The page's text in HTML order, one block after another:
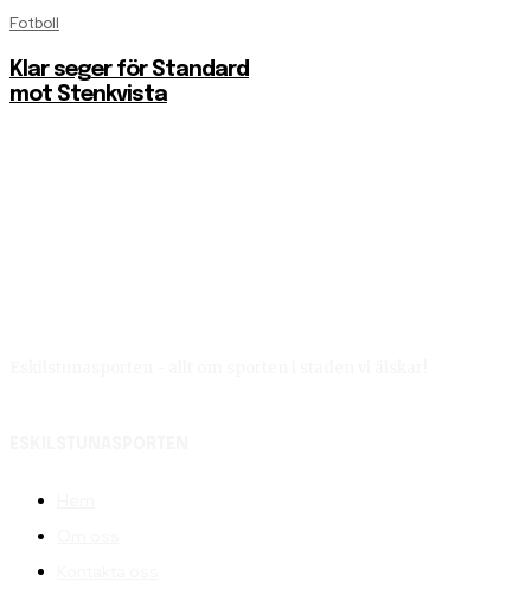
Fotboll
Klar seger för Standard
mot Stenkvista